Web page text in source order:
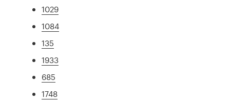
1029
1084
135
1933
685
1748